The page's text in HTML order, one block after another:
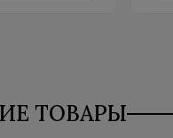
ТОВАРЫ